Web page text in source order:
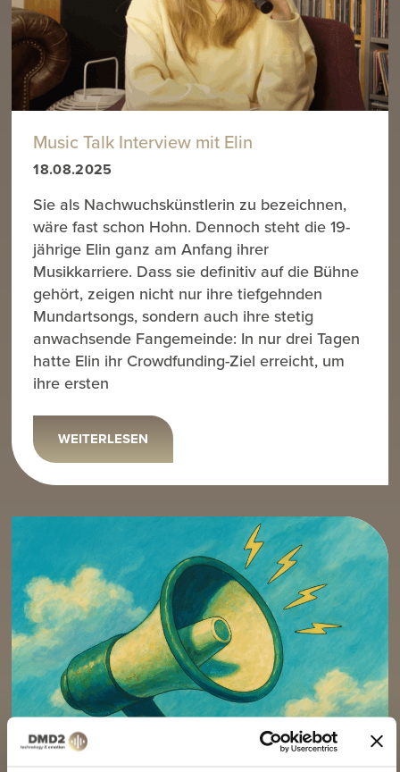
Music Talk Interview mit Elin
18.08.2025
Sie als Nachwuchskünstlerin zu bezeichnen,
wäre fast schon Hohn. Dennoch steht die 19-
jährige Elin ganz am Anfang ihrer
Musikkarriere. Dass sie definitiv auf die Bühne
gehört, zeigen nicht nur ihre tiefgehnden
Mundartsongs, sondern auch ihre stetig
anwachsende Fangemeinde: In nur drei Tagen
hatte Elin ihr Crowdfunding-Ziel erreicht, um
ihre ersten
WEITERLESEN